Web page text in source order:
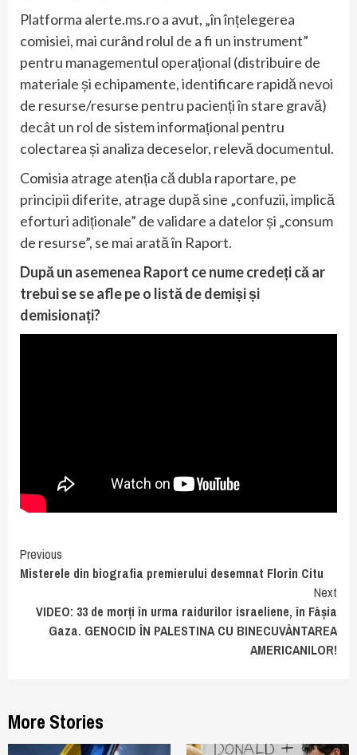
Platforma alerte.ms.ro a avut, „în înțelegerea
comisiei, mai curând rolul de a fi un instrument”
pentru managementul operațional (distribuire de
materiale și echipamente, identificare rapidă nevoi
de resurse/resurse pentru pacienți în stare gravă)
decât un rol de sistem informațional pentru
colectarea și analiza deceselor, relevă documentul.
Comisia atrage atenția că dubla raportare, pe
principii diferite, atrage după sine „confuzii, implică
eforturi adiționale” de validare a datelor și „consum
de resurse”, se mai arată în Raport.
După un asemenea Raport ce nume credeți că ar
trebui se se afle pe o listă de demiși și
demisionați?
Continue
Reading
Previous
Misterele din biografia premierului desemnat Florin Citu
Next
VIDEO: 33 de morți în urma raidurilor israeliene, în Fâșia
Gaza. GENOCID ÎN PALESTINA CU BINECUVÂNTAREA
AMERICANILOR!
More Stories